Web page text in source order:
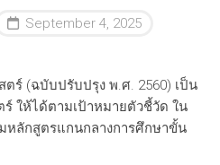
September 4, 2025
ร์ (ฉบับปรับปรุง พ.ศ. 2560) เป็น
ให้ได้ตามเป้าหมายตัวชี้วัด ใน
หลักสูตรแกนกลางการศึกษาขั้น